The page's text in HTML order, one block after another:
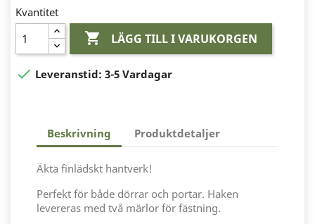
Kvantitet
 LÄGG TILL I VARUKORGEN
 Leveranstid: 3-5 Vardagar
Beskrivning Produktdetaljer
Äkta finlädskt hantverk!
Perfekt för både dörrar och portar. Haken
levereras med två märlor för fästning.